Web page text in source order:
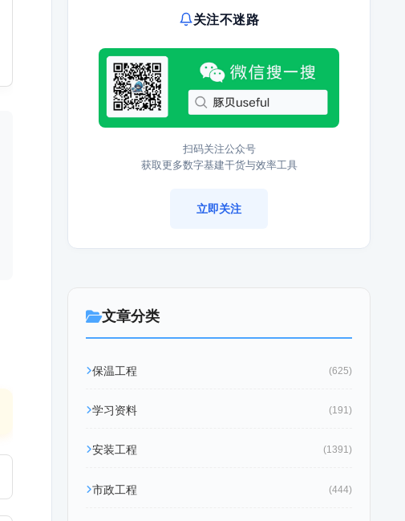
关注不迷路
扫码关注公众号
获取更多数字基建干货与效率工具
立即关注
文章分类
保温工程 (625)
学习资料 (191)
安装工程 (1391)
市政工程 (444)